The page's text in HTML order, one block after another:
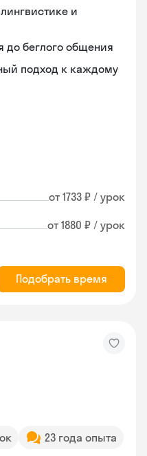
и
до беглого общения
подход к каждому
от 1733 ₽ / урок
от 1880 ₽ / урок
Подобрать время
23 года опыта